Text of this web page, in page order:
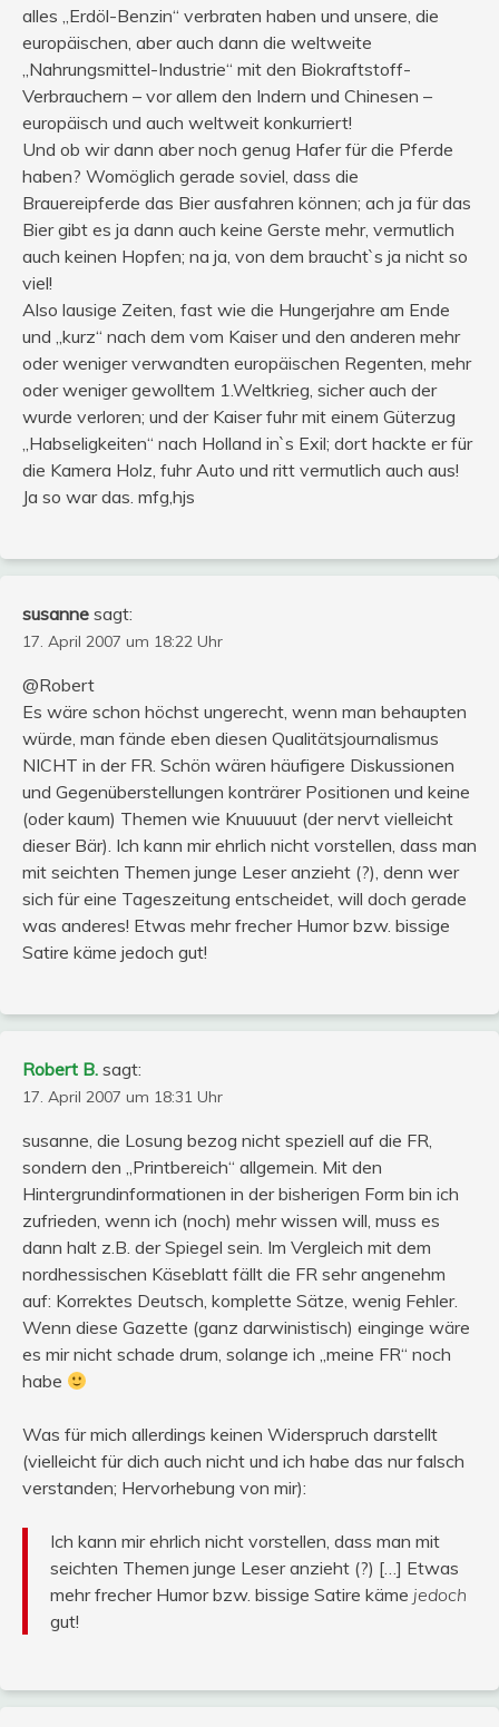
alles „Erdöl-Benzin“ verbraten haben und unsere, die
europäischen, aber auch dann die weltweite
„Nahrungsmittel-Industrie“ mit den Biokraftstoff-
Verbrauchern – vor allem den Indern und Chinesen –
europäisch und auch weltweit konkurriert!
Und ob wir dann aber noch genug Hafer für die Pferde
haben? Womöglich gerade soviel, dass die
Brauereipferde das Bier ausfahren können; ach ja für das
Bier gibt es ja dann auch keine Gerste mehr, vermutlich
auch keinen Hopfen; na ja, von dem braucht`s ja nicht so
viel!
Also lausige Zeiten, fast wie die Hungerjahre am Ende
und „kurz“ nach dem vom Kaiser und den anderen mehr
oder weniger verwandten europäischen Regenten, mehr
oder weniger gewolltem 1.Weltkrieg, sicher auch der
wurde verloren; und der Kaiser fuhr mit einem Güterzug
„Habseligkeiten“ nach Holland in`s Exil; dort hackte er für
die Kamera Holz, fuhr Auto und ritt vermutlich auch aus!
Ja so war das. mfg,hjs
susanne sagt:
17. April 2007 um 18:22 Uhr
@Robert
Es wäre schon höchst ungerecht, wenn man behaupten
würde, man fände eben diesen Qualitätsjournalismus
NICHT in der FR. Schön wären häufigere Diskussionen
und Gegenüberstellungen konträrer Positionen und keine
(oder kaum) Themen wie Knuuuuut (der nervt vielleicht
dieser Bär). Ich kann mir ehrlich nicht vorstellen, dass man
mit seichten Themen junge Leser anzieht (?), denn wer
sich für eine Tageszeitung entscheidet, will doch gerade
was anderes! Etwas mehr frecher Humor bzw. bissige
Satire käme jedoch gut!
Robert B. sagt:
17. April 2007 um 18:31 Uhr
susanne, die Losung bezog nicht speziell auf die FR,
sondern den „Printbereich“ allgemein. Mit den
Hintergrundinformationen in der bisherigen Form bin ich
zufrieden, wenn ich (noch) mehr wissen will, muss es
dann halt z.B. der Spiegel sein. Im Vergleich mit dem
nordhessischen Käseblatt fällt die FR sehr angenehm
auf: Korrektes Deutsch, komplette Sätze, wenig Fehler.
Wenn diese Gazette (ganz darwinistisch) einginge wäre
es mir nicht schade drum, solange ich „meine FR“ noch
habe
Was für mich allerdings keinen Widerspruch darstellt
(vielleicht für dich auch nicht und ich habe das nur falsch
verstanden; Hervorhebung von mir):
Ich kann mir ehrlich nicht vorstellen, dass man mit
seichten Themen junge Leser anzieht (?) […] Etwas
mehr frecher Humor bzw. bissige Satire käme jedoch
gut!